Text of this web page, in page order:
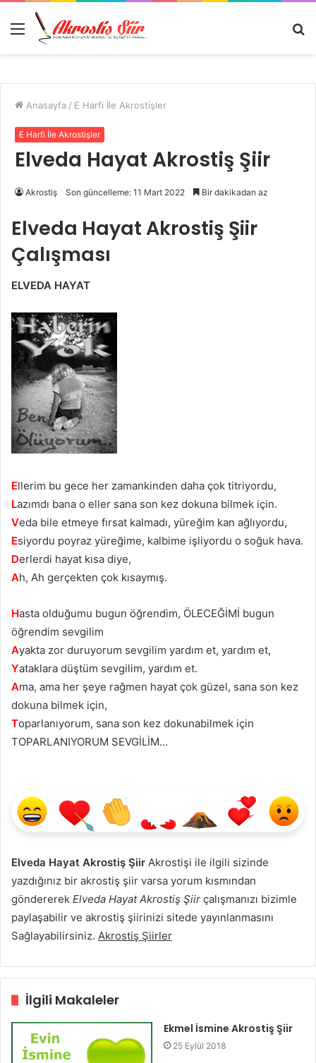
Menü
Anasayfa / E Harfi İle Akrostişler
E Harfi İle Akrostişler
Elveda Hayat Akrostiş Şiir
Akrostiş Son güncelleme: 11 Mart 2022 Bir dakikadan az
Elveda Hayat Akrostiş Şiir
Çalışması
ELVEDA HAYAT
Ellerim bu gece her zamankinden daha çok titriyordu,
Lazımdı bana o eller sana son kez dokuna bilmek için.
Veda bile etmeye fırsat kalmadı, yüreğim kan ağlıyordu,
Esiyordu poyraz yüreğime, kalbime işliyordu o soğuk hava.
Derlerdi hayat kısa diye,
Ah, Ah gerçekten çok kısaymış.
Hasta olduğumu bugun öğrendim, ÖLECEĞİMİ bugun
öğrendim sevgilim
Ayakta zor duruyorum sevgilim yardım et, yardım et,
Yataklara düştüm sevgilim, yardım et.
Ama, ama her şeye rağmen hayat çok güzel, sana son kez
dokuna bilmek için,
Toparlanıyorum, sana son kez dokunabilmek için
TOPARLANIYORUM SEVGİLİM…
Elveda Hayat Akrostiş Şiir Akrostişi ile ilgili sizinde
yazdığınız bir akrostiş şiir varsa yorum kısmından
göndererek Elveda Hayat Akrostiş Şiir çalışmanızı bizimle
paylaşabilir ve akrostiş şiirinizi sitede yayınlanmasını
Sağlayabilirsiniz. Akrostiş Şiirler
İlgili Makaleler
Ekmel İsmine Akrostiş Şiir
25 Eylül 2018